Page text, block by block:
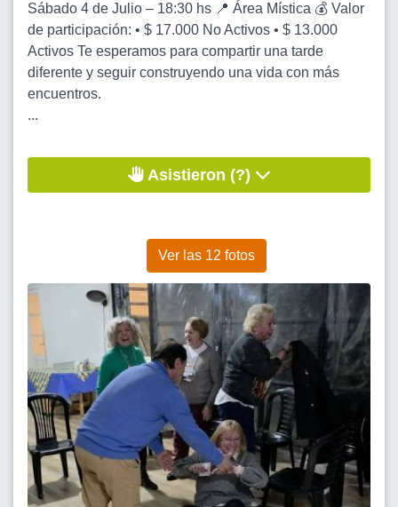
Sábado 4 de Julio – 18:30 hs 📍 Área Mística 💰 Valor
de participación: • $ 17.000 No Activos • $ 13.000
Activos Te esperamos para compartir una tarde
diferente y seguir construyendo una vida con más
encuentros.
...
Asistieron (?)
Ver las 12 fotos